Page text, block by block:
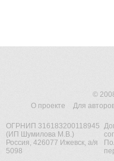
©
О проекте
Для
ОГРНИП 316183200118945
(ИП Шумилова М.В.)
Россия, 426077 Ижевск, а/я
5098